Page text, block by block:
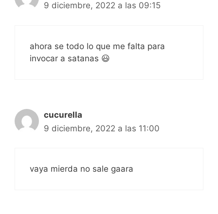
9 diciembre, 2022 a las 09:15
ahora se todo lo que me falta para
invocar a satanas 😃
cucurella
9 diciembre, 2022 a las 11:00
vaya mierda no sale gaara